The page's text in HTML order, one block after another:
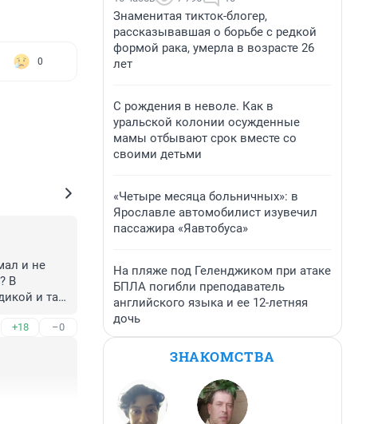
0
и не
В
и так
+18 –0
Знаменитая тикток-блогер,
рассказывавшая о борьбе с редкой
формой рака, умерла в возрасте 26
лет
С рождения в неволе. Как в
уральской колонии осужденные
мамы отбывают срок вместе со
своими детьми
«Четыре месяца больничных»: в
Ярославле автомобилист изувечил
пассажира «Яавтобуса»
На пляже под Геленджиком при атаке
БПЛА погибли преподаватель
английского языка и ее 12-летняя
дочь
ЗНАКОМСТВА